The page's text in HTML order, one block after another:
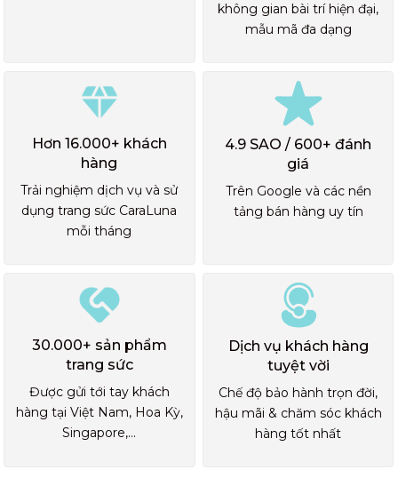
không gian bài trí hiện đại,
mẫu mã đa dạng
Hơn 16.000+ khách
hàng
Trải nghiệm dịch vụ và sử
dụng trang sức CaraLuna
mỗi tháng
4.9 SAO / 600+ đánh
giá
Trên Google và các nền
tảng bán hàng uy tín
30.000+ sản phẩm
trang sức
Được gửi tới tay khách
hàng tại Việt Nam, Hoa Kỳ,
Singapore,...
Dịch vụ khách hàng
tuyệt vời
Chế độ bảo hành trọn đời,
hậu mãi & chăm sóc khách
hàng tốt nhất